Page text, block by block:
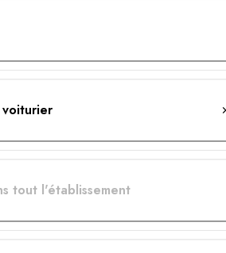
tout l'établissement